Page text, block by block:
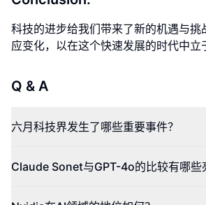
科技的进步给我们带来了新的机遇与挑
应变化，以在这个快速发展的时代中立
Q & A
六月科技界发生了哪些重要事件？
Claude Sonet与GPT-4o的比较有哪些